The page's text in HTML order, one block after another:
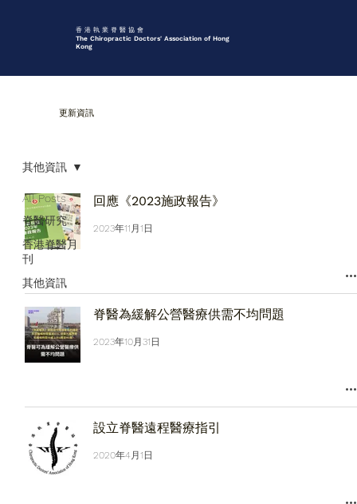
香 港 執 業 脊 醫 協 會
The Chiropractic Doctors' Association of Hong
Kong
All Posts
脊醫研究
香港脊醫月
刊
其他資訊
其他資訊
回應《2023施政報告》
2023年11月1日
脊醫為緩解公營醫療供需不均問題
2023年10月31日
設立脊醫遠程醫療指引
2020年4月1日
更新資訊